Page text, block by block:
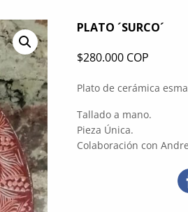
PLATO ´SURCO´
$280.000 COP
Plato de cerámica
Tallado a mano.
Pieza Única.
Colaboración con